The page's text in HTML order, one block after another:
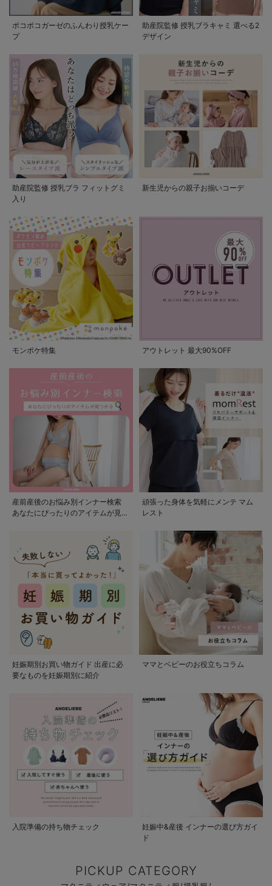
ポコポコガーゼのふんわり授乳ケー
プ
助産院監修 授乳ブラキャミ 選べる2
デザイン
助産院監修 授乳ブラ フィットグミ
入り
新生児からの親子お揃いコーデ
モンポケ特集 アウトレット 最大90%OFF
産前産後のお悩み別インナー検索
あなたにぴったりのアイテムが見つ
頑張った身体を気軽にメンテ マム
レスト
妊娠期別お買い物ガイド 出産に必
要なものを妊娠期別に紹介
ママとベビーのお役立ちコラム
入院準備の持ち物チェック
妊娠中&産後 インナーの選び方ガイ
ド
PICKUP CATEGORY